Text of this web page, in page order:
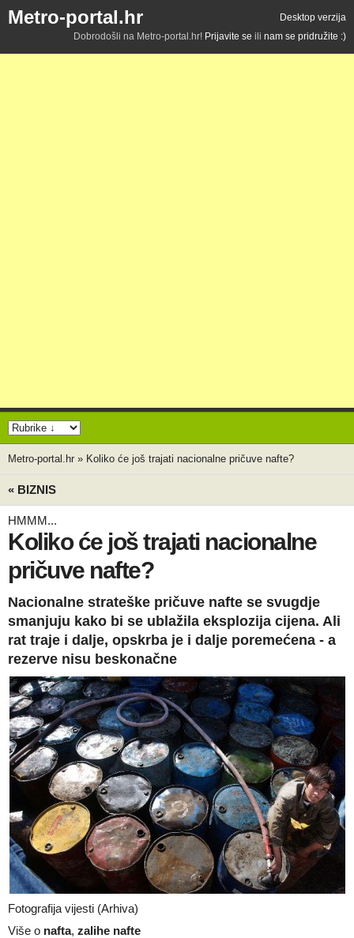
Metro-portal.hr
Desktop verzija
Dobrodošli na Metro-portal.hr! Prijavite se ili nam se pridružite :)
Metro-portal.hr » Koliko će još trajati nacionalne pričuve nafte?
« BIZNIS
HMMM...
Koliko će još trajati nacionalne
pričuve nafte?
Nacionalne strateške pričuve nafte se svugdje
smanjuju kako bi se ublažila eksplozija cijena. Ali
rat traje i dalje, opskrba je i dalje poremećena - a
rezerve nisu beskonačne
Fotografija vijesti (Arhiva)
Više o nafta, zalihe nafte